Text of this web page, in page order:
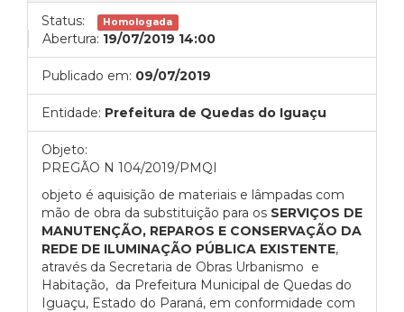
Status: Homologada
Abertura: 19/07/2019 14:00
Publicado em: 09/07/2019
Entidade: Prefeitura de Quedas do Iguaçu
Objeto:
PREGÃO N 104/2019/PMQI
objeto é aquisição de materiais e lâmpadas com
mão de obra da substituição para os SERVIÇOS DE
MANUTENÇÃO, REPAROS E CONSERVAÇÃO DA
REDE DE ILUMINAÇÃO PÚBLICA EXISTENTE,
através da Secretaria de Obras Urbanismo e
Habitação, da Prefeitura Municipal de Quedas do
Iguaçu, Estado do Paraná, em conformidade com